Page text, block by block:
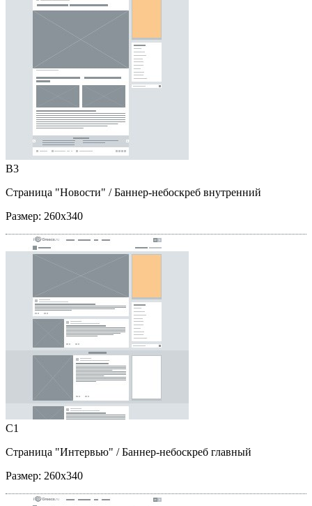
B3
Страница "Новости" / Баннер-небоскреб внутренний
Размер: 260x340
C1
Страница "Интервью" / Баннер-небоскреб главный
Размер: 260x340